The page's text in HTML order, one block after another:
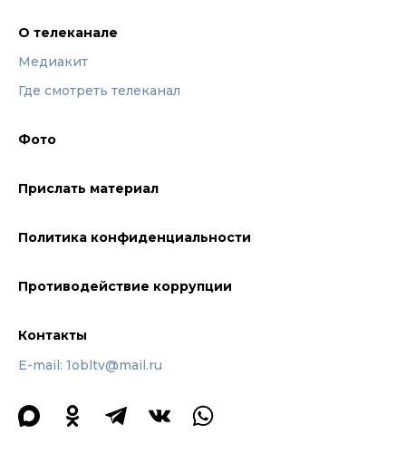
О телеканале
Медиакит
Где смотреть телеканал
Фото
Прислать материал
Политика конфиденциальности
Противодействие коррупции
Контакты
E-mail: 1obltv@mail.ru